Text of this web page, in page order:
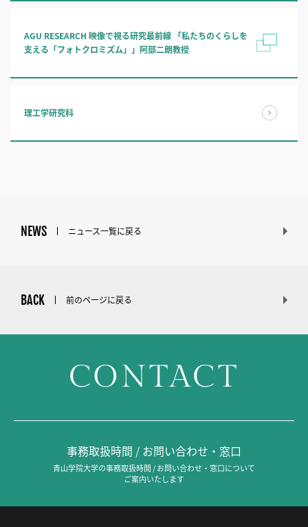
AGU RESEARCH 映像で視る研究最前線 「私たちのくらしを
支える「フォトクロミズム」」阿部二朗教授
理工学研究科
NEWS ニュース一覧に戻る
BACK 前のページに戻る
CONTACT
事務取扱時間 / お問い合わせ・窓口
青山学院大学の事務取扱時間 / お問い合わせ・窓口について
ご案内いたします